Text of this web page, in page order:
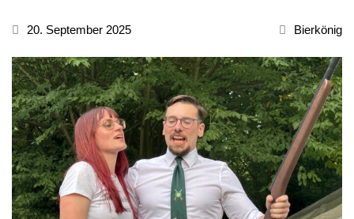
20. September 2025 Bierkönig